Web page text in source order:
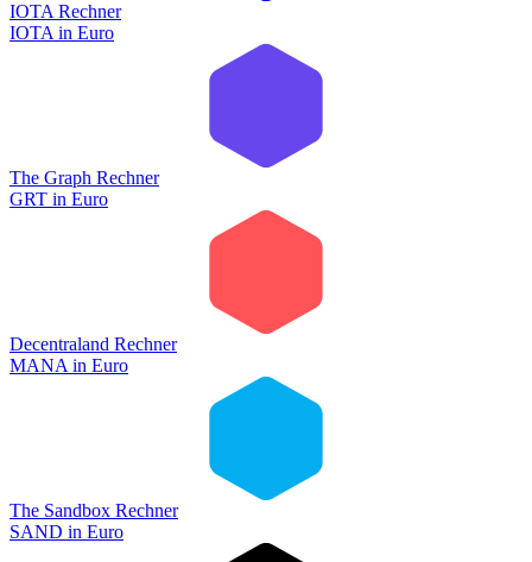
IOTA Rechner
IOTA in Euro
The Graph Rechner
GRT in Euro
Decentraland Rechner
MANA in Euro
The Sandbox Rechner
SAND in Euro